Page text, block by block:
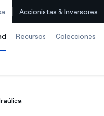
Accionistas & Inversores
Selected item
Recursos Colecciones